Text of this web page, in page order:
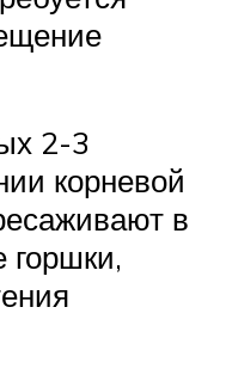
2-3
корневой
в
горшки,